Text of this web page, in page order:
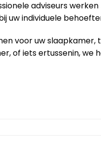
adviseurs
uw individuele
voor uw
of iets ertussenin, we